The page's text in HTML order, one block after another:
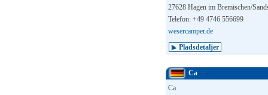
27628 Hagen im Bremischen/
Telefon: +49 4746 556699
wesercamper.de
Pladsdetaljer
Ca
Ca